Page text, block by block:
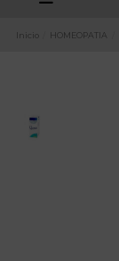
Inicio HOMEOPATIA